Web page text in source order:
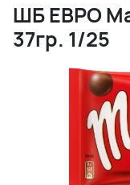
ШБ ЕВРО
37гр. 1/25